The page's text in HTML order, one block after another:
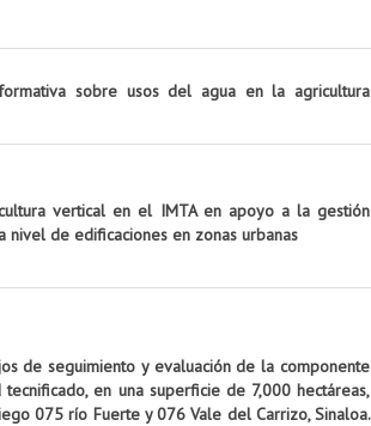
sobre usos del agua en la agricultura
vertical en el IMTA en apoyo a la gestión
nivel de edificaciones en zonas urbanas
de seguimiento y evaluación de la componente
en una superficie de 7,000 hectáreas,
075 río Fuerte y 076 Vale del Carrizo, Sinaloa.